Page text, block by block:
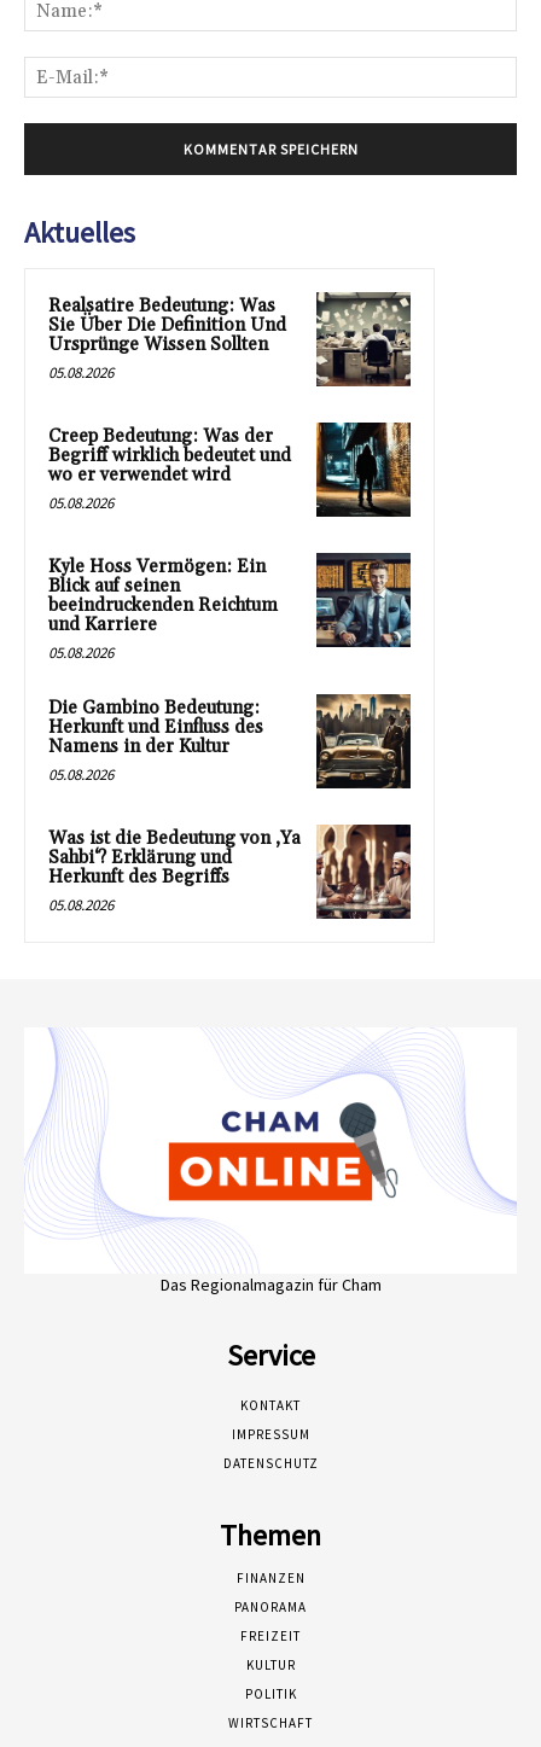
Aktuelles
Realsatire Bedeutung: Was
Sie Über Die Definition Und
Ursprünge Wissen Sollten
05.08.2026
Creep Bedeutung: Was der
Begriff wirklich bedeutet und
wo er verwendet wird
05.08.2026
Kyle Hoss Vermögen: Ein
Blick auf seinen
beeindruckenden Reichtum
und Karriere
05.08.2026
Die Gambino Bedeutung:
Herkunft und Einfluss des
Namens in der Kultur
05.08.2026
Was ist die Bedeutung von ‚Ya
Sahbi‘? Erklärung und
Herkunft des Begriffs
05.08.2026
Das Regionalmagazin für Cham
Service
KONTAKT
IMPRESSUM
DATENSCHUTZ
Themen
FINANZEN
PANORAMA
FREIZEIT
KULTUR
POLITIK
WIRTSCHAFT